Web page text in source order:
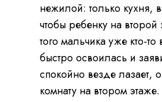
нежилой: только кухня,
чтобы ребенку на
того мальчика уже кто-
быстро освоилась и
спокойно везде лазает,
комнату на втором